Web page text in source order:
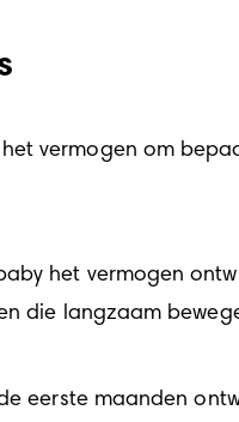
vermogen om
het vermogen
die langzaam
eerste maanden